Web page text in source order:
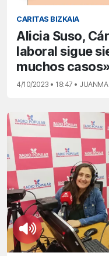
CARITAS BIZKAIA
Alicia Suso,
laboral sigue
muchos
4/10/2023 • 18:47 • JUANMA